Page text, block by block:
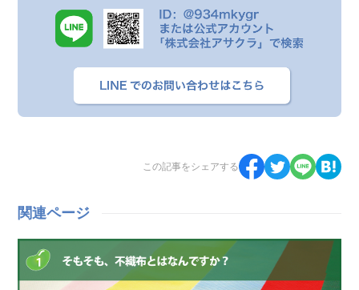
この記事をシェアする
関連ページ